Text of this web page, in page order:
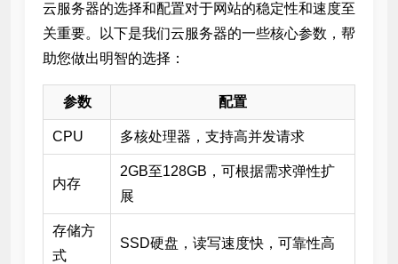
云服务器的选择和配置对于网站的稳定性和速度至
关重要。以下是我们云服务器的一些核心参数，帮
助您做出明智的选择：
参数 配置
CPU 多核处理器，支持高并发请求
内存
2GB至128GB，可根据需求弹性扩
展
存储方
式
SSD硬盘，读写速度快，可靠性高